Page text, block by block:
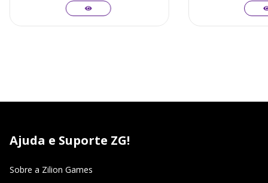
Ajuda e Suporte ZG!
Sobre a Zilion Games